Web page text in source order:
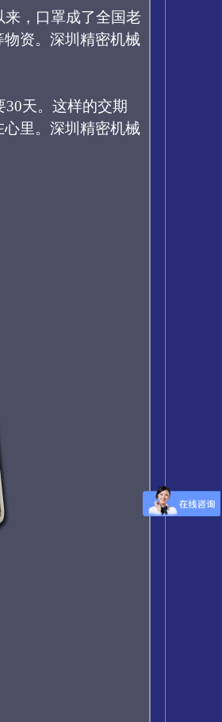
，口罩成了全国老
物资。 深圳精密机械
天。 这样的交期
里。深圳精密机械